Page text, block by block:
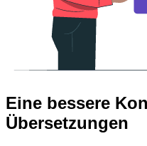
Eine bessere
Übersetzungen